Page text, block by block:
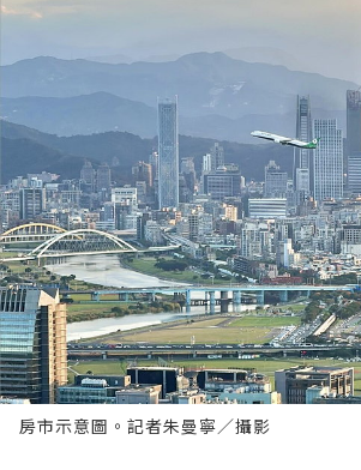
房市示意圖。記者朱曼寧／攝影